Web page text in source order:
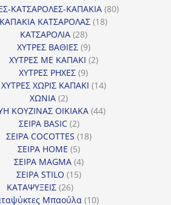
προϊόντα
ΚΑΤΣΑΡΟΛΕΣ-ΚΑΠΑΚΙΑ 8080
ΚΑΠΑΚΙΑ ΚΑΤΣΑΡΟΛΑΣ 1818
ΚΑΤΣΑΡΟΛΙΑ 2828
προϊόντα
ΧΥΤΡΕΣ ΒΑΘΙΕΣ 99
προϊόντα
ΧΥΤΡΕΣ ΜΕ ΚΑΠΑΚΙ 22
ΧΥΤΡΕΣ ΡΗΧΕΣ 99
προϊόντα
ΧΥΤΡΕΣ ΧΩΡΙΣ ΚΑΠΑΚΙ 1414
ΧΩΝΙΑ 22
προϊόντα
ΚΟΥΖΙΝΑΣ ΟΙΚΙΑΚΑ 4444
ΣΕΙΡΑ BASIC 22
προϊόντα
ΣΕΙΡΑ COCOTTES 1818
ΣΕΙΡΑ HOME 55
προϊόντα
ΣΕΙΡΑ MAGMA 44
προϊόντα
ΣΕΙΡΑ STILO 1515
ΚΑΤΑΨΥΞΕΙΣ 2626
προϊόντα
Μπαούλα 1010